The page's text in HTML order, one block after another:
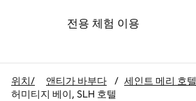
전용 체험 이용
위치/ 앤티가 바부다 / 세인트 메리 호텔
허미티지 베이, SLH 호텔